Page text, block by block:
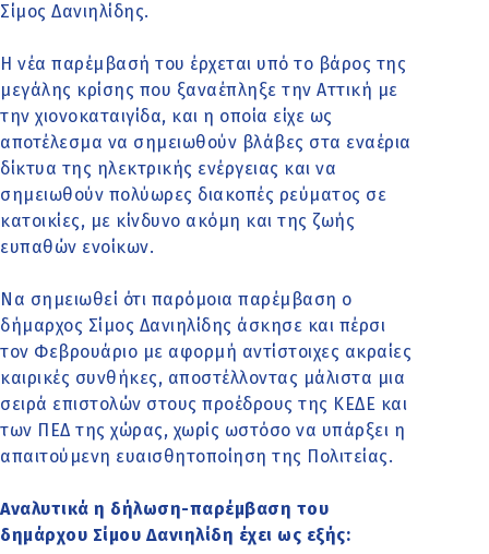
Σίμος Δανιηλίδης.
Η νέα παρέμβασή του έρχεται υπό το βάρος της
μεγάλης κρίσης που ξαναέπληξε την Αττική με
την χιονοκαταιγίδα, και η οποία είχε ως
αποτέλεσμα να σημειωθούν βλάβες στα εναέρια
δίκτυα της ηλεκτρικής ενέργειας και να
σημειωθούν πολύωρες διακοπές ρεύματος σε
κατοικίες, με κίνδυνο ακόμη και της ζωής
ευπαθών ενοίκων.
Να σημειωθεί ότι παρόμοια παρέμβαση ο
δήμαρχος Σίμος Δανιηλίδης άσκησε και πέρσι
τον Φεβρουάριο με αφορμή αντίστοιχες ακραίες
καιρικές συνθήκες, αποστέλλοντας μάλιστα μια
σειρά επιστολών στους προέδρους της ΚΕΔΕ και
των ΠΕΔ της χώρας, χωρίς ωστόσο να υπάρξει η
απαιτούμενη ευαισθητοποίηση της Πολιτείας.
Αναλυτικά η δήλωση-παρέμβαση του
δημάρχου Σίμου Δανιηλίδη έχει ως εξής: